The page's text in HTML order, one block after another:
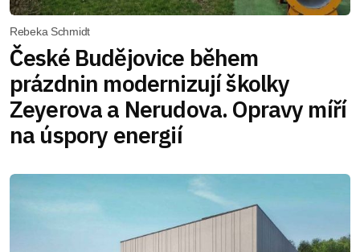
Rebeka Schmidt
České Budějovice během
prázdnin modernizují školky
Zeyerova a Nerudova. Opravy míří
na úspory energií